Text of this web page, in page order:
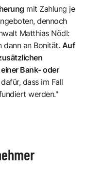
mit Zahlung je
dennoch
Matthias Nödl:
dann an Bonität. Auf
Bank- oder
dass im Fall
werden."